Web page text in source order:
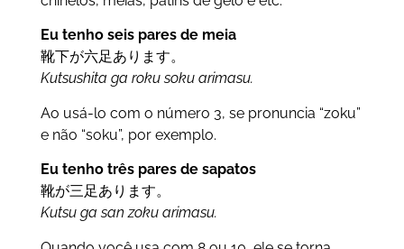
Eu tenho seis pares de meia
靴下が六足あります。
Kutsushita ga roku soku arimasu.
Ao usá-lo com o número 3, se pronuncia “zoku”
e não “soku”, por exemplo.
Eu tenho três pares de sapatos
靴が三足あります。
Kutsu ga san zoku arimasu.